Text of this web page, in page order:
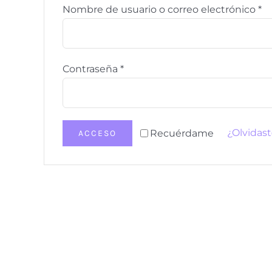
Nombre de usuario o correo electrónico *
Contraseña *Obligatorio
Recuérdame
ACCESO